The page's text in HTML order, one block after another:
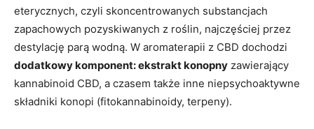
eterycznych, czyli skoncentrowanych substancjach
zapachowych pozyskiwanych z roślin, najczęściej przez
destylację parą wodną. W aromaterapii z CBD dochodzi
dodatkowy komponent: ekstrakt konopny zawierający
kannabinoid CBD, a czasem także inne niepsychoaktywne
składniki konopi (fitokannabinoidy, terpeny).